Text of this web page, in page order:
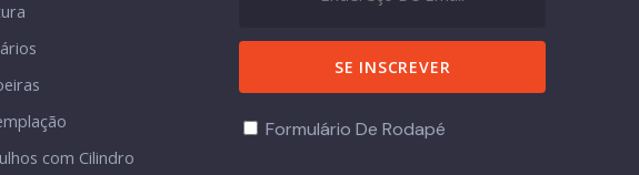
com Cilindro
Formulário De Rodapé